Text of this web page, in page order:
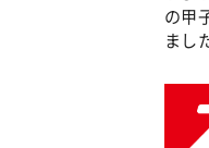
の甲
まし